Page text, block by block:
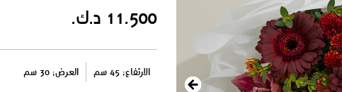
11.500 د.ك.
الارتفاع: 45 سم العرض: 30 سم